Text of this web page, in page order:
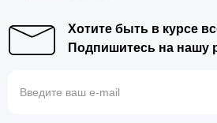
Хотите быть в курсе
Подпишитесь на нашу